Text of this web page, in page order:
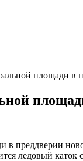
площади в
ледовый